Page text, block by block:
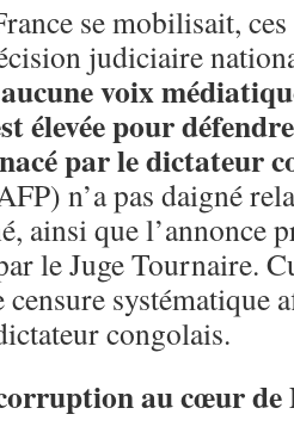
se mobilisait,
judiciaire
voix
élevée pour
par le dictateur
n’a pas daigné
ainsi que l’annonce
le Juge Tournaire.
systématique
congolais.
au cœur de